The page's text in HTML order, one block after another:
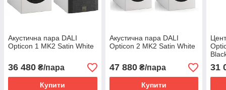
Акустична пара DALI
Opticon 1 MK2 Satin White
36 480 ₴/пара
Купити
Акустична пара DALI
Opticon 2 MK2 Satin White
47 880₴/пара
Купити
31